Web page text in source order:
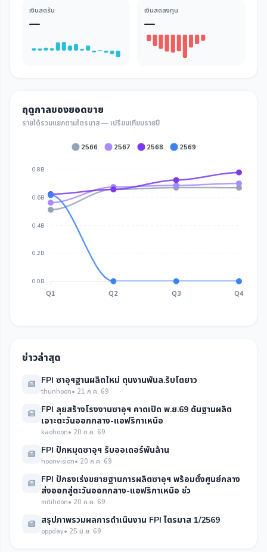
เงินสดรับ
—
เงินสดลงทุน
—
ฤดูกาลของยอดขาย
รายได้รวมแยกตามไตรมาส — เปรียบเทียบรายปี
2566 2567 2568 2569
0.8B
0.6B
0.4B
0.2B
0.0B
Q1 Q2 Q3 Q4
ข่าวล่าสุด
FPI ซาอุฯฐานผลิตใหม่ ตุนงานพันล.รับโตยาว
thunhoon• 21 ก.ค. 69
FPI ลุยสร้างโรงงานซาอุฯ คาดเปิด พ.ย.69 ดันฐานผลิต
เจาะตะวันออกกลาง-แอฟริกาเหนือ
kaohoon• 20 ก.ค. 69
FPI ปักหมุดซาอุฯ รับออเดอร์พันล้าน
hoonvision• 20 ก.ค. 69
FPI ปักธงเร่งขยายฐานการผลิตซาอุฯ พร้อมตั้งศูนย์กลาง
ส่งออกสู่ตะวันออกกลาง-แอฟริกาเหนือ ช่ว
mitihoon• 20 ก.ค. 69
สรุปภาพรวมผลการดำเนินงาน FPI ไตรมาส 1/2569
oppday• 25 มิ.ย. 69